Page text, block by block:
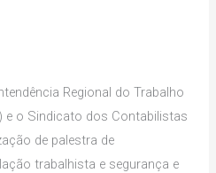
Regional do Trabalho
e o Sindicato dos Contabilistas
de palestra de
trabalhista e segurança e